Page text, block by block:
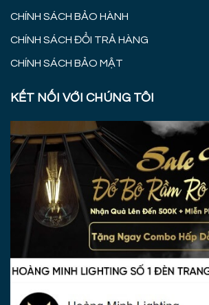
CHÍNH SÁCH BẢO HÀNH
CHÍNH SÁCH ĐỔI TRẢ HÀNG
CHÍNH SÁCH BẢO MẬT
KẾT NỐI VỚI CHÚNG TÔI